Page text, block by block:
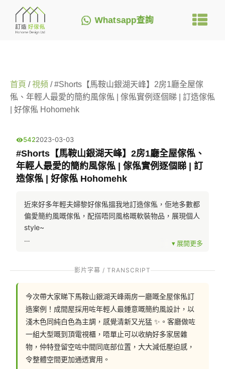
Whatsapp查詢
首頁 /視頻 / #Shorts【馬鞍山銀湖天峰】2房1廳全屋傢
俬、年輕人最愛的簡約風傢俬 | 傢俬實例逐個睇 | 訂造傢俬
| 好傢俬 Hohomehk
5422023-03-03
#Shorts【馬鞍山銀湖天峰】2房1廳全屋傢俬、
年輕人最愛的簡約風傢俬 | 傢俬實例逐個睇 | 訂
造傢俬 | 好傢俬 Hohomehk
近來好多年輕夫婦黎好傢俬搵我地訂造傢俬，佢地多數都
偏愛簡約風嘅傢俬，配搭唔同風格嘅軟裝物品，展現個人
style~
聯絡我們:
📲 whatsapp : 94253548
一鍵切換: https://wa.me/85294253548
影片字幕 / TRANSCRIPT
今次帶大家睇下馬鞍山銀湖天峰兩房一廳嘅全屋傢俬訂
造案例！成間屋採用咗年輕人最鍾意嘅簡約風設計，以
淺木色同純白色為主調，感覺清新又光猛 ✨。客廳做咗
一組大型嘅到頂電視櫃，唔單止可以收納好多家居雜
物，仲特登留空咗中間同底部位置，大大減低壓迫感，
令整體空間更加通透實用。